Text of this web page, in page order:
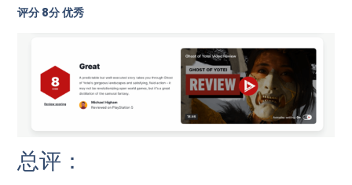
评分 8分 优秀
总评：